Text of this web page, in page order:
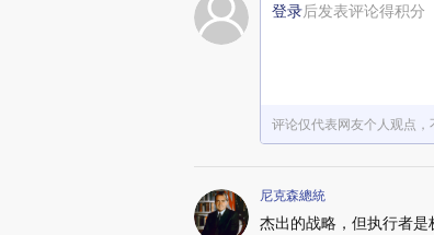
登录后发表评论得积分
评论仅代表网友个人观点，
尼克森總統
杰出的战略，但执行者